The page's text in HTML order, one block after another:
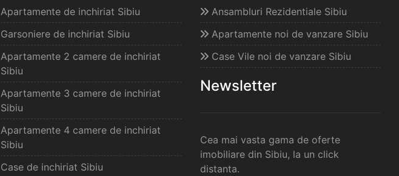
Apartamente de inchiriat Sibiu
Garsoniere de inchiriat Sibiu
Apartamente 2 camere de inchiriat
Sibiu
Apartamente 3 camere de inchiriat
Sibiu
Apartamente 4 camere de inchiriat
Sibiu
Case de inchiriat Sibiu
Ansambluri Rezidentiale Sibiu
Apartamente noi de vanzare Sibiu
Case Vile noi de vanzare Sibiu
Newsletter
Cea mai vasta gama de oferte
imobiliare din Sibiu, la un click
distanta.